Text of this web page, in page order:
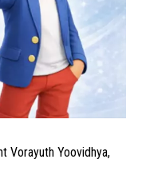
Vorayuth Yoovidhya,